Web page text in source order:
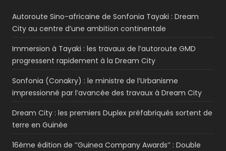
Autoroute Sino-africaine de Sonfonia Tayaki : Dream
City au centre d’une ambition continentale
Immersion à Tayaki : les travaux de l’autoroute GMD
progressent rapidement à la Dream City
Sonfonia (Conakry) : le ministre de l’Urbanisme
impressionné par l’avancée des travaux à Dream City
Dream City : les premiers Duplex préfabriqués sortent de
terre en Guinée
16ème édition de ‘’Guinea Company Awards’’ : Double